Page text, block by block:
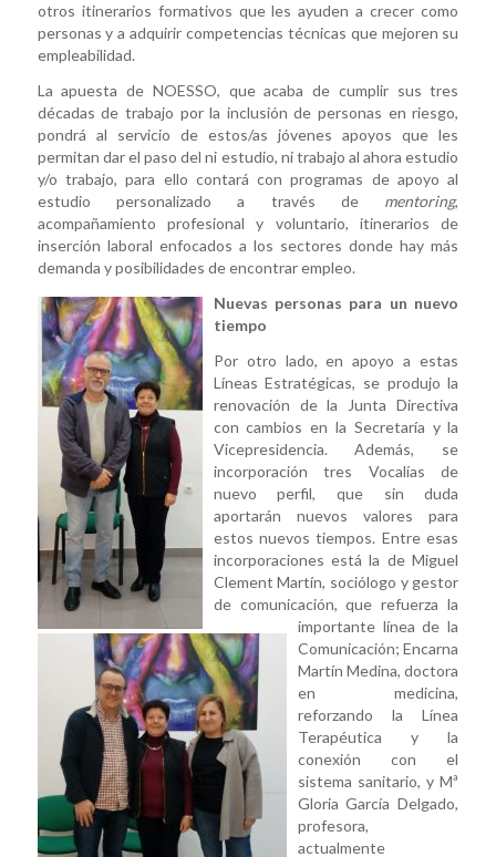
otros itinerarios formativos que les ayuden a crecer como
personas y a adquirir competencias técnicas que mejoren su
empleabilidad.
La apuesta de NOESSO, que acaba de cumplir sus tres
décadas de trabajo por la inclusión de personas en riesgo,
pondrá al servicio de estos/as jóvenes apoyos que les
permitan dar el paso del ni estudio, ni trabajo al ahora estudio
y/o trabajo, para ello contará con programas de apoyo al
estudio personalizado a través de mentoring,
acompañamiento profesional y voluntario, itinerarios de
inserción laboral enfocados a los sectores donde hay más
demanda y posibilidades de encontrar empleo.
Nuevas personas para un nuevo
tiempo
Por otro lado, en apoyo a estas
Líneas Estratégicas, se produjo la
renovación de la Junta Directiva
con cambios en la Secretaría y la
Vicepresidencia. Además, se
incorporación tres Vocalías de
nuevo perfil, que sin duda
aportarán nuevos valores para
estos nuevos tiempos. Entre esas
incorporaciones está la de Miguel
Clement Martín, sociólogo y gestor
de comunicación, que refuerza la
importante línea de la
Comunicación; Encarna
Martín Medina, doctora
en medicina,
reforzando la Línea
Terapéutica y la
conexión con el
sistema sanitario, y Mª
Gloria García Delgado,
profesora,
actualmente